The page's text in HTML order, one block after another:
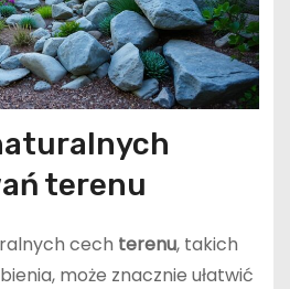
terenu
cech terenu, takich
może znacznie ułatwić